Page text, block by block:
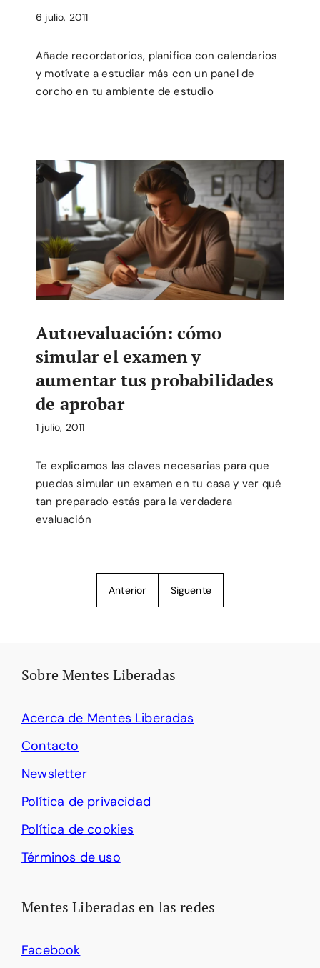
6 julio, 2011
Añade recordatorios, planifica con calendarios
y motívate a estudiar más con un panel de
corcho en tu ambiente de estudio
Autoevaluación: cómo
simular el examen y
aumentar tus probabilidades
de aprobar
1 julio, 2011
Te explicamos las claves necesarias para que
puedas simular un examen en tu casa y ver qué
tan preparado estás para la verdadera
evaluación
Anterior Siguente
Sobre Mentes Liberadas
Acerca de Mentes Liberadas
Contacto
Newsletter
Política de privacidad
Política de cookies
Términos de uso
Mentes Liberadas en las redes
Facebook